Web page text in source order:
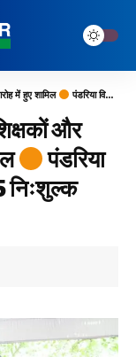
में हुए शामिल पंडरिया विधानसभा क्षेत्रवासियों के लिए 5 निःशुल्क एम्बुलेंस को हरी झंडी
और
पंडरिया
निःशुल्क